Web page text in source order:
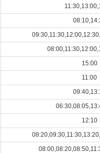
15:00
11:00
12:10